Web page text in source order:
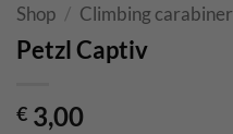
Shop / Climbing carabiner
Petzl Captiv
€ 3,00